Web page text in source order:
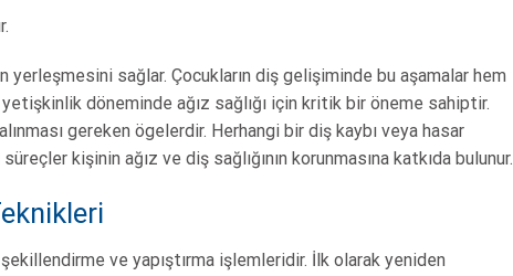
yerleşmesini sağlar. Çocukların diş gelişiminde bu aşamalar hem
döneminde ağız sağlığı için kritik bir öneme sahiptir.
gereken ögelerdir. Herhangi bir diş kaybı veya hasar
kişinin ağız ve diş sağlığının korunmasına katkıda bulunur.
ve yapıştırma işlemleridir. İlk olarak yeniden